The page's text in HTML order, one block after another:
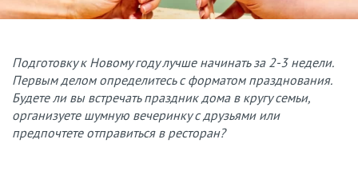
Подготовку к Новому году лучше начинать за 2-3 недели.
Первым делом определитесь с форматом празднования.
Будете ли вы встречать праздник дома в кругу семьи,
организуете шумную вечеринку с друзьями или
предпочтете отправиться в ресторан?